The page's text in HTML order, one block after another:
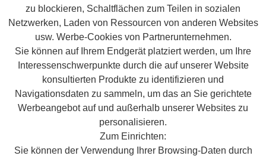
zu blockieren, Schaltflächen zum Teilen in sozialen
Netzwerken, Laden von Ressourcen von anderen Websites
usw. Werbe-Cookies von Partnerunternehmen.
Sie können auf Ihrem Endgerät platziert werden, um Ihre
Interessenschwerpunkte durch die auf unserer Website
konsultierten Produkte zu identifizieren und
Navigationsdaten zu sammeln, um das an Sie gerichtete
Werbeangebot auf und außerhalb unserer Websites zu
personalisieren.
Zum Einrichten:
Sie können der Verwendung Ihrer Browsing-Daten durch